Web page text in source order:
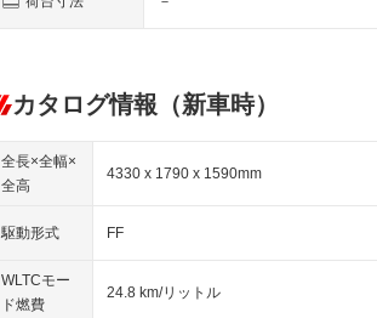
カタログ情報（新車時）
全長×全幅×
全高
4330 x 1790 x 1590mm
駆動形式 FF
WLTCモー
ド燃費
24.8 km/リットル